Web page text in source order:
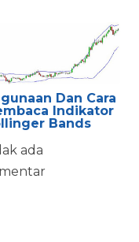
Dan Cara
Indikator
Bands
ada